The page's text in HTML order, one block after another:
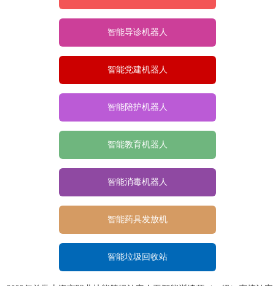
智能导诊机器人
智能党建机器人
智能陪护机器人
智能教育机器人
智能消毒机器人
智能药具发放机
智能垃圾回收站